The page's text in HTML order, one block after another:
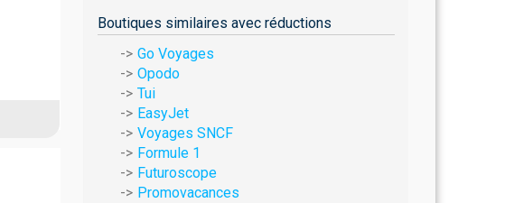
Boutiques similaires avec réductions
Go Voyages
Opodo
Tui
EasyJet
Voyages SNCF
Formule 1
Futuroscope
Promovacances